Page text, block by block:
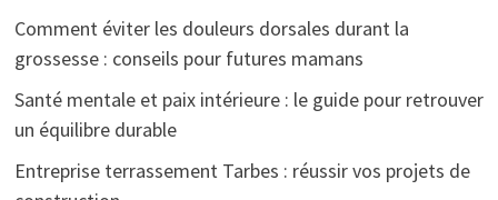
Comment éviter les douleurs dorsales durant la
grossesse : conseils pour futures mamans
Santé mentale et paix intérieure : le guide pour retrouver
un équilibre durable
Entreprise terrassement Tarbes : réussir vos projets de